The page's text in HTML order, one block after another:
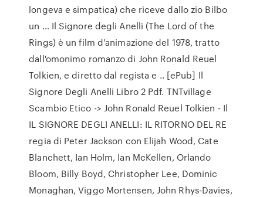
longeva e simpatica) che riceve dallo zio Bilbo
un … Il Signore degli Anelli (The Lord of the
Rings) è un film d'animazione del 1978, tratto
dall'omonimo romanzo di John Ronald Reuel
Tolkien, e diretto dal regista e .. [ePub] Il
Signore Degli Anelli Libro 2 Pdf. TNTvillage
Scambio Etico -> John Ronald Reuel Tolkien - Il
IL SIGNORE DEGLI ANELLI: IL RITORNO DEL RE
regia di Peter Jackson con Elijah Wood, Cate
Blanchett, Ian Holm, Ian McKellen, Orlando
Bloom, Billy Boyd, Christopher Lee, Dominic
Monaghan, Viggo Mortensen, John Rhys-Davies,